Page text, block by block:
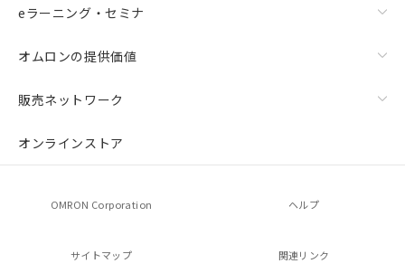
eラーニング・セミナ
オムロンの提供価値
販売ネットワーク
オンラインストア
OMRON Corporation ヘルプ
サイトマップ 関連リンク